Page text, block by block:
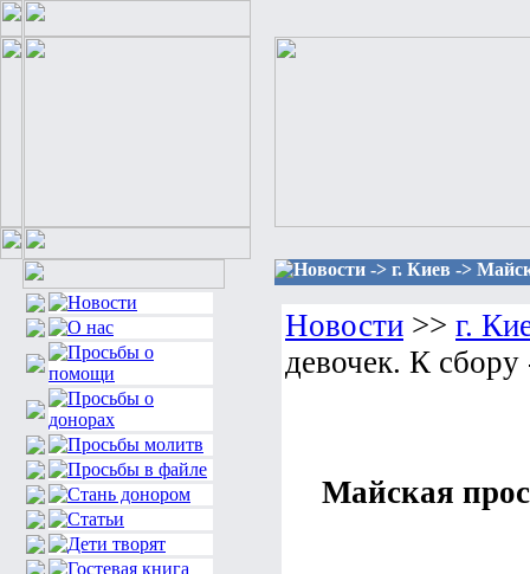
Новости -> г. Киев ->
Новости >> г.
девочек. К
Майская